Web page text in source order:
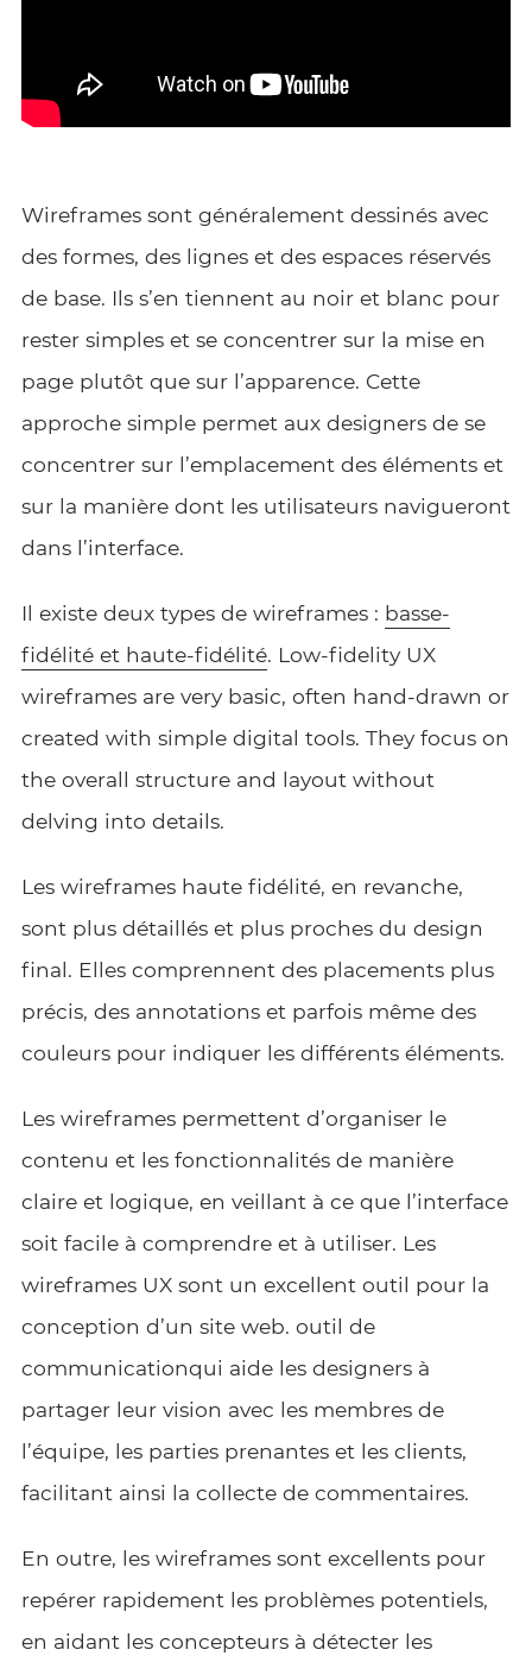
Wireframessont généralement dessinés avec
des formes, des lignes et des espaces réservés
de base. Ils s’en tiennent au noir et blanc pour
rester simples et se concentrer sur la mise en
page plutôt que sur l’apparence. Cette
approche simple permet aux designers de se
concentrer sur l’emplacement des éléments et
sur la manière dont les utilisateurs navigueront
dans l’interface.
Il existe deux types de wireframes : basse-
fidélité et haute-fidélité. Low-fidelity UX
wireframes are very basic, often hand-drawn or
created with simple digital tools. They focus on
the overall structure and layout without
delving into details.
Les wireframes haute fidélité, en revanche,
sont plus détaillés et plus proches du design
final. Elles comprennent des placements plus
précis, des annotations et parfois même des
couleurs pour indiquer les différents éléments.
Les wireframes permettent d’organiser le
contenu et les fonctionnalités de manière
claire et logique, en veillant à ce que l’interface
soit facile à comprendre et à utiliser. Les
wireframes UX sont un excellent outil pour la
conception d’un site web. outil de
communicationqui aide les designers à
partager leur vision avec les membres de
l’équipe, les parties prenantes et les clients,
facilitant ainsi la collecte de commentaires.
En outre, les wireframes sont excellents pour
repérer rapidement les problèmes potentiels,
en aidant les concepteurs à détecter les